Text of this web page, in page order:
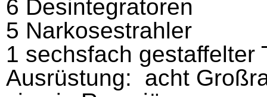
6 Desintegratoren
5 Narkosestrahler
1 sechsfach gestaffelter
Ausrüstung: acht